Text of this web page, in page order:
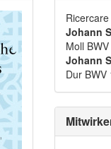
Johann
Moll
Johann
Dur BWV